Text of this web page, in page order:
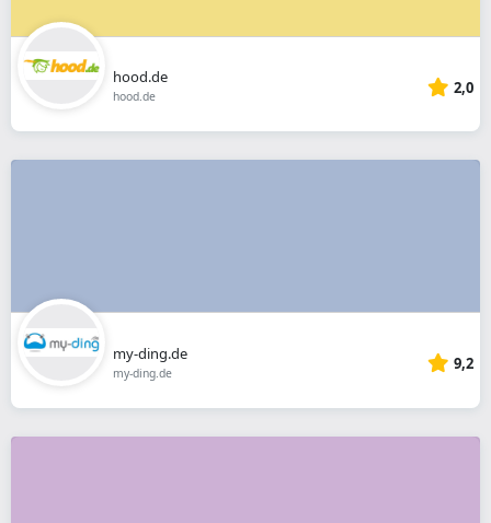
hood.de
hood.de 2,0
my-ding.de
my-ding.de 9,2